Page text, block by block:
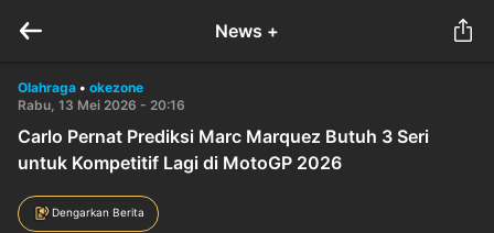
News +
Olahraga • okezone
Rabu, 13 Mei 2026 - 20:16
Carlo Pernat Prediksi Marc Marquez Butuh 3 Seri
untuk Kompetitif Lagi di MotoGP 2026
Dengarkan Berita